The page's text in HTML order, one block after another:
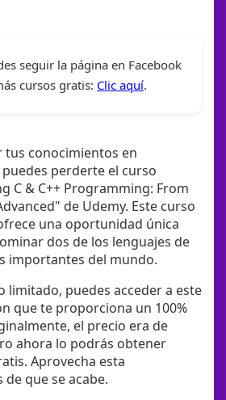
seguir la página en Facebook
cursos gratis: Clic aquí.
tus conocimientos en
perderte el curso
C & C++ Programming: From
de Udemy. Este curso
una oportunidad única
dos de los lenguajes de
importantes del mundo.
limitado, puedes acceder a este
que te proporciona un 100%
el precio era de
ahora lo podrás obtener
Aprovecha esta
que se acabe.